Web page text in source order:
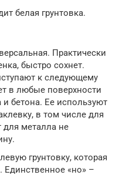
белая грунтовка.
Практически
быстро сохнет.
к следующему
в любые поверхности
и бетона. Ее используют
в том числе для
для металла не
грунтовку, которая
«но» –